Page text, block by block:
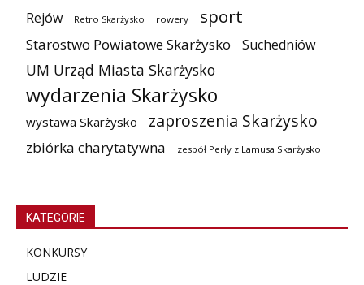
Rejów Retro Skarżysko rowery sport
Starostwo Powiatowe Skarżysko Suchedniów
UM Urząd Miasta Skarżysko
wydarzenia Skarżysko
wystawa Skarżysko zaproszenia Skarżysko
zbiórka charytatywna zespół Perły z Lamusa Skarżysko
KATEGORIE
KONKURSY
LUDZIE